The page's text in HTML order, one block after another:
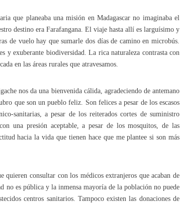
que planeaba una misión en Madagascar no imaginaba el
destino era Farafangana. El viaje hasta allí es larguísimo y
de vuelo hay que sumarle dos días de camino en microbús.
y exuberante biodiversidad. La rica naturaleza contrasta con
en las áreas rurales que atravesamos.
nos da una bienvenida cálida, agradeciendo de antemano
que son un pueblo feliz. Son felices a pesar de los escasos
sanitarias, a pesar de los reiterados cortes de suministro
una presión aceptable, a pesar de los mosquitos, de las
hacia la vida que tienen hace que me plantee si son más
consultar con los médicos extranjeros que acaban de
no es pública y la inmensa mayoría de la población no puede
centros sanitarios. Tampoco existen las donaciones de